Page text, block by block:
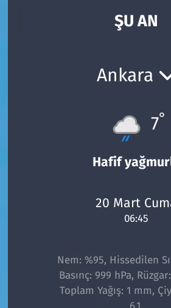
ŞU AN
Ankara
7°
Hafif
20 Mart
06:45
Nem: %95, Hissedilen
Basınç: 999 hPa,
Toplam Yağış: 1 mm,